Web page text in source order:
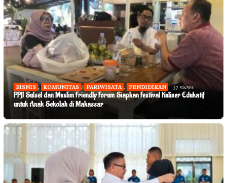
BISNIS , KOMUNITAS , PARIWISATA , PENDIDIKAN 57 views
PPJI Sulsel dan Muslim Friendly Forum Siapkan Festival Kuliner Edukatif
untuk Anak Sekolah di Makassar